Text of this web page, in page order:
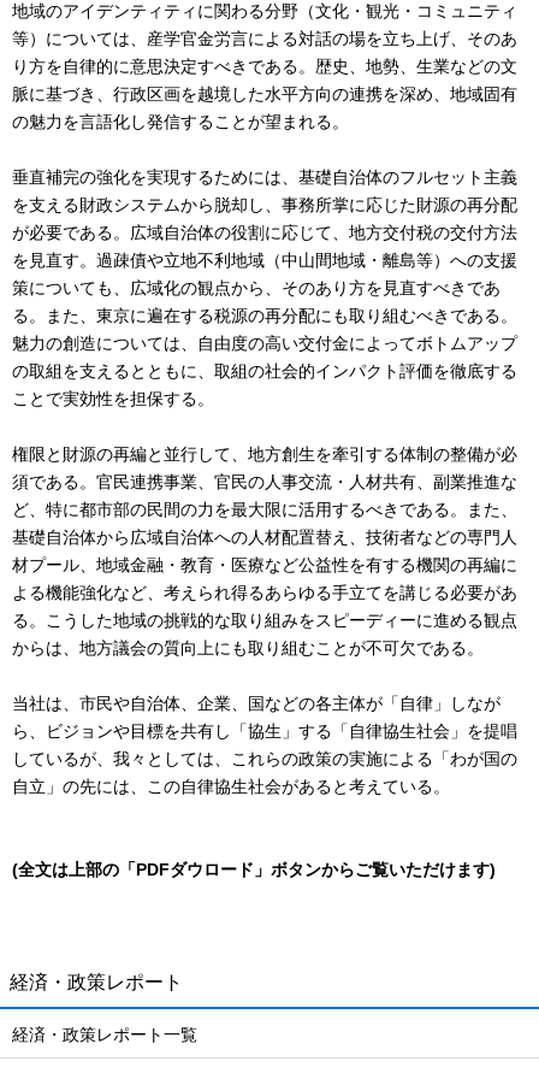
地域のアイデンティティに関わる分野（文化・観光・コミュニティ
等）については、産学官金労言による対話の場を立ち上げ、そのあ
り方を自律的に意思決定すべきである。歴史、地勢、生業などの文
脈に基づき、行政区画を越境した水平方向の連携を深め、地域固有
の魅力を言語化し発信することが望まれる。
垂直補完の強化を実現するためには、基礎自治体のフルセット主義
を支える財政システムから脱却し、事務所掌に応じた財源の再分配
が必要である。広域自治体の役割に応じて、地方交付税の交付方法
を見直す。過疎債や立地不利地域（中山間地域・離島等）への支援
策についても、広域化の観点から、そのあり方を見直すべきであ
る。また、東京に遍在する税源の再分配にも取り組むべきである。
魅力の創造については、自由度の高い交付金によってボトムアップ
の取組を支えるとともに、取組の社会的インパクト評価を徹底する
ことで実効性を担保する。
権限と財源の再編と並行して、地方創生を牽引する体制の整備が必
須である。官民連携事業、官民の人事交流・人材共有、副業推進な
ど、特に都市部の民間の力を最大限に活用するべきである。また、
基礎自治体から広域自治体への人材配置替え、技術者などの専門人
材プール、地域金融・教育・医療など公益性を有する機関の再編に
よる機能強化など、考えられ得るあらゆる手立てを講じる必要があ
る。こうした地域の挑戦的な取り組みをスピーディーに進める観点
からは、地方議会の質向上にも取り組むことが不可欠である。
当社は、市民や自治体、企業、国などの各主体が「自律」しなが
ら、ビジョンや目標を共有し「協生」する「自律協生社会」を提唱
しているが、我々としては、これらの政策の実施による「わが国の
自立」の先には、この自律協生社会があると考えている。
(全文は上部の「PDFダウロード」ボタンからご覧いただけます)
経済・政策レポート
経済・政策レポート一覧